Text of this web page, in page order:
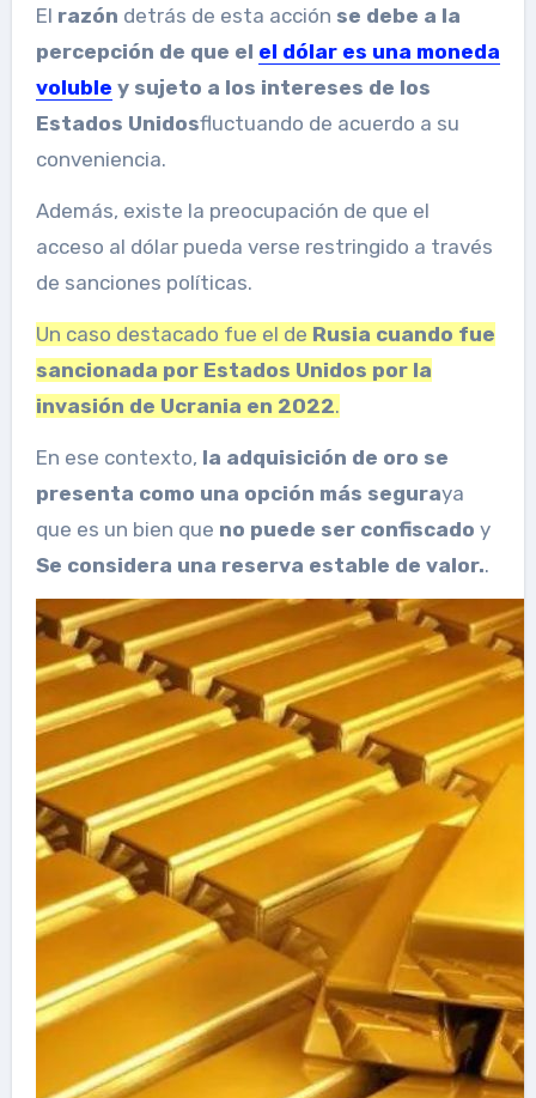
El razón detrás de esta acción se debe a la
percepción de que el el dólar es una moneda
voluble y sujeto a los intereses de los
Estados Unidosfluctuando de acuerdo a su
conveniencia.
Además, existe la preocupación de que el
acceso al dólar pueda verse restringido a través
de sanciones políticas.
Un caso destacado fue el de Rusia cuando fue
sancionada por Estados Unidos por la
invasión de Ucrania en 2022.
En ese contexto, la adquisición de oro se
presenta como una opción más seguraya
que es un bien que no puede ser confiscado y
Se considera una reserva estable de valor..